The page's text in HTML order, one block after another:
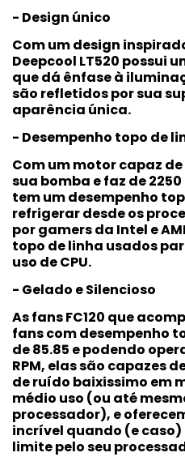
- Design único
Com um design
Deepcool LT520 possui
que dá ênfase à
são refletidos por sua
aparência única.
- Desempenho topo de
Com um motor capaz de
sua bomba e faz de 2250
tem um desempenho
refrigerar desde os
por gamers da Intel e
topo de linha usados
uso de CPU.
- Gelado e Silencioso
As fans FC120 que
fans com desempenho
de 85.85 e podendo
RPM, elas são capazes
de ruído baixissimo em
médio uso (ou até
processador), e
incrível quando (e
limite pelo seu